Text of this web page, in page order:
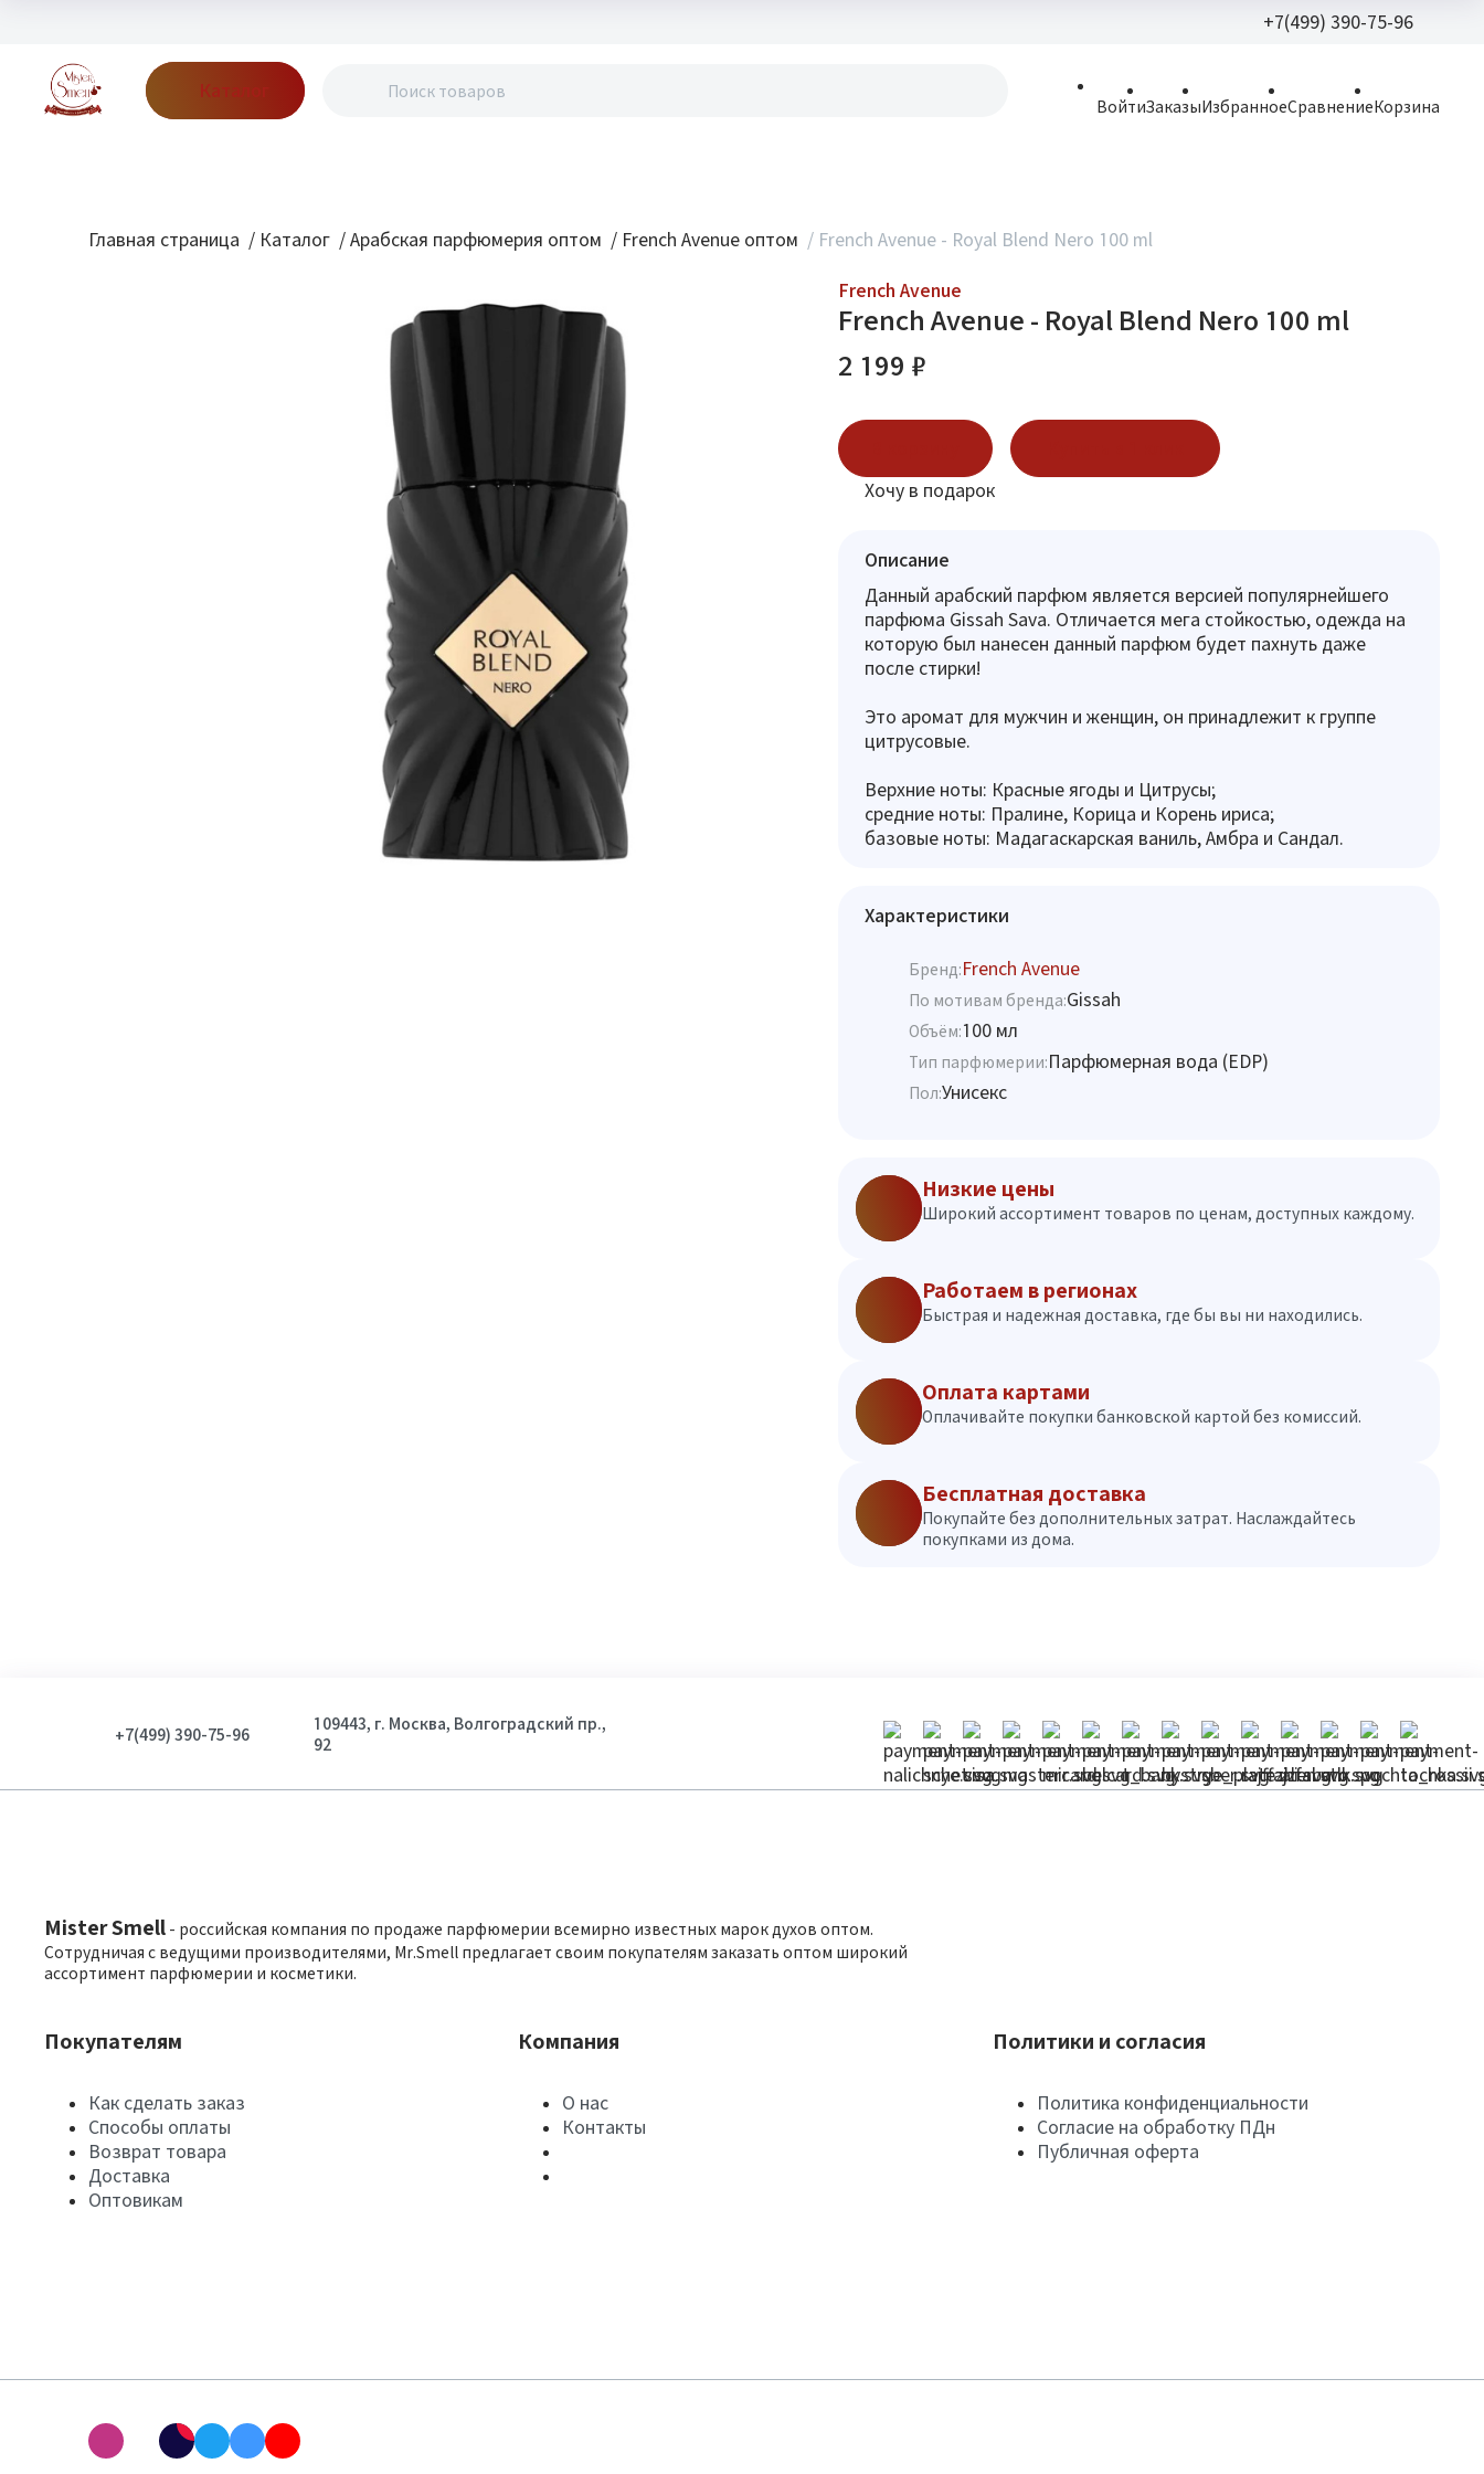
+7(499) 390-75-96
Каталог
ВойтиЗаказыИзбранноеСравнениеКорзина
Главная страница / Каталог / Арабская парфюмерия оптом / French Avenue оптом / French Avenue - Royal Blend Nero 100 ml
French Avenue
French Avenue - Royal Blend Nero 100 ml
2 199 ₽
Хочу в подарок
Описание
Данный арабский парфюм является версией популярнейшего
парфюма Gissah Sava. Отличается мега стойкостью, одежда на
которую был нанесен данный парфюм будет пахнуть даже
после стирки!
Это аромат для мужчин и женщин, он принадлежит к группе
цитрусовые.
Верхние ноты: Красные ягоды и Цитрусы;
средние ноты: Пралине, Корица и Корень ириса;
базовые ноты: Мадагаскарская ваниль, Амбра и Сандал.
Характеристики
Бренд:French Avenue
По мотивам бренда:Gissah
Объём:100 мл
Тип парфюмерии:Парфюмерная вода (EDP)
Пол:Унисекс
Низкие цены
Широкий ассортимент товаров по ценам, доступных каждому.
Работаем в регионах
Быстрая и надежная доставка, где бы вы ни находились.
Оплата картами
Оплачивайте покупки банковской картой без комиссий.
Бесплатная доставка
Покупайте без дополнительных затрат. Наслаждайтесь
покупками из дома.
+7(499) 390-75-96
109443, г. Москва, Волгоградский пр.,
92
Mister Smell - российская компания по продаже парфюмерии всемирно известных марок духов оптом.
Сотрудничая с ведущими производителями, Mr.Smell предлагает своим покупателям заказать оптом широкий
ассортимент парфюмерии и косметики.
Покупателям
Как сделать заказ
Способы оплаты
Возврат товара
Доставка
Оптовикам
Компания
О нас
Контакты
Политики и согласия
Политика конфиденциальности
Согласие на обработку ПДн
Публичная оферта